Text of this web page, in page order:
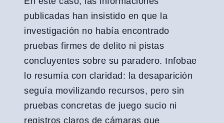
publicadas han insistido en que la
investigación no había encontrado
pruebas firmes de delito ni pistas
concluyentes sobre su paradero. Infobae
lo resumía con claridad: la desaparición
seguía movilizando recursos, pero sin
pruebas concretas de juego sucio ni
registros claros de cámaras que